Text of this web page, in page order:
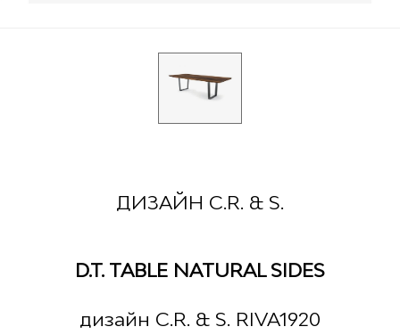
ДИЗАЙН C.R. & S.
D.T. TABLE NATURAL SIDES
дизайн C.R. & S. RIVA1920